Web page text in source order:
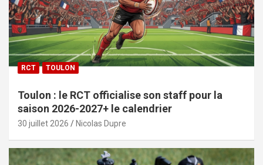
RCT TOULON
Toulon : le RCT officialise son staff pour la
saison 2026-2027+ le calendrier
30 juillet 2026 Nicolas Dupre